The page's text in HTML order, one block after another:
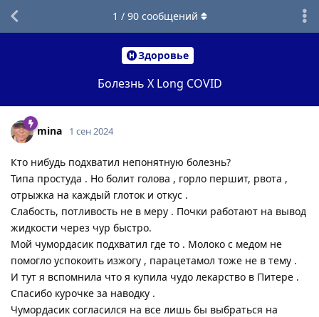
Здоровье
Болезнь Х Long COVID
1 / 90сообщений
mina 1 сен 2024
Кто нибудь подхватил непонятную болезнь?
Типа простуда . Но болит голова , горло першит, рвота ,
отрыжка на каждый глоток и откус .
Слабость, потливость не в меру . Почки работают на вывод
жидкости через чур быстро.
Мой чумордасик подхватил где то . Молоко с медом не
помогло успокоить изжогу , парацетамол тоже не в тему .
И тут я вспомнила что я купила чудо лекарство в Питере .
Спасибо курочке за наводку .
Чумордасик согласился на все лишь бы выбраться на